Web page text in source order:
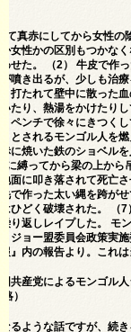
て真赤にしてから女性
女性かの区別もつかな
せた。 （2） 牛皮で作
噴き出るが、少しも治
打たれて壁中に散った
たり、熱湯をかけたり
ペンチで徐々にきつく
とされるモンゴル人を
に焼いた鉄のショベル
に縛ってから梁の上か
面に叩き落されて死亡
で作った太い縄を跨が
ひどく破壊された。 （
り返しレイプした。 モ
ジョー盟委員会政策実
』内の報告より。これ
共産党によるモンゴル
）
るような話ですが、続